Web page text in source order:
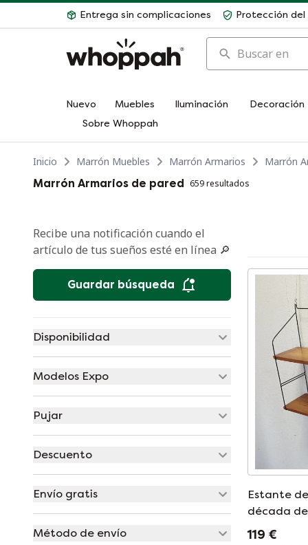
Entrega sin complicaciones Protección
Buscar en
Nuevo Muebles Iluminación
Decoración
Sobre Whoppah
Inicio Marrón Muebles Marrón Armarios
Marrón
Marrón Armarios de pared 659 resultados
Recibe una notificación cuando el
artículo de tus sueños esté en línea 🔎
Guardar búsqueda
Disponibilidad
Modelos Expo
Pujar
Descuento
Envío gratis
Método de envío
Estante
década de
119 €